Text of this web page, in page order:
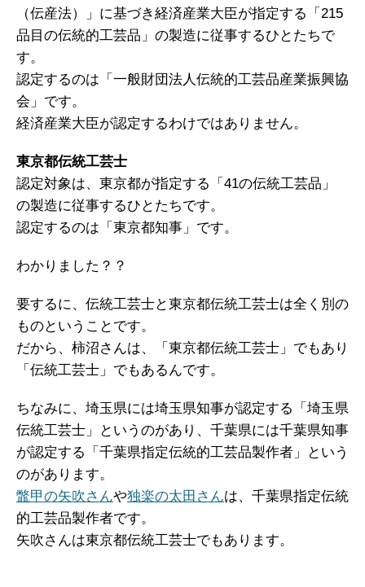
（伝産法）」に基づき経済産業大臣が指定する「215
品目の伝統的工芸品」の製造に従事するひとたちで
す。
認定するのは「一般財団法人伝統的工芸品産業振興協
会」です。
経済産業大臣が認定するわけではありません。
東京都伝統工芸士
認定対象は、東京都が指定する「41の伝統工芸品」
の製造に従事するひとたちです。
認定するのは「東京都知事」です。
わかりました？？
要するに、伝統工芸士と東京都伝統工芸士は全く別の
ものということです。
だから、柿沼さんは、「東京都伝統工芸士」でもあり
「伝統工芸士」でもあるんです。
ちなみに、埼玉県には埼玉県知事が認定する「埼玉県
伝統工芸士」というのがあり、千葉県には千葉県知事
が認定する「千葉県指定伝統的工芸品製作者」という
のがあります。
鼈甲の矢吹さんや独楽の太田さんは、千葉県指定伝統
的工芸品製作者です。
矢吹さんは東京都伝統工芸士でもあります。